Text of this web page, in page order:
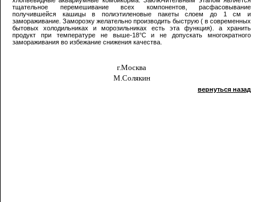
тщательное перемешивание всех компонентов, расфасовывание
получившейся кашицы в полиэтиленовые пакеты слоем до 1 см и
замораживание. Заморозку желательно производить быструю ( в современных
бытовых холодильниках и морозильниках есть эта функция). а хранить
продукт при температуре не выше-18°С и не допускать многократного
замораживания во избежание снижения качества.
г.Москва
М.Солякин
вернуться назад